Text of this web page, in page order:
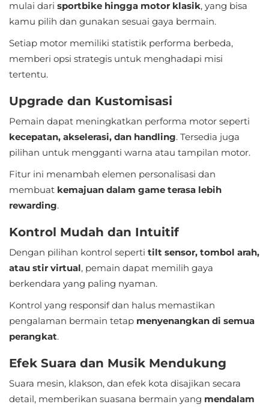
Communication
Dating
Education
Emulator
Entertainment
Events
Finance
Food
Drink
Health
&
Fitness
House
Home
Libraries
mulai dari sportbike hingga motor klasik, yang bisa
kamu pilih dan gunakan sesuai gaya bermain.
Setiap motor memiliki statistik performa berbeda,
memberi opsi strategis untuk menghadapi misi
tertentu.
Upgrade dan Kustomisasi
Pemain dapat meningkatkan performa motor seperti
kecepatan, akselerasi, dan handling. Tersedia juga
pilihan untuk mengganti warna atau tampilan motor.
Fitur ini menambah elemen personalisasi dan
membuat kemajuan dalam game terasa lebih
rewarding.
Kontrol Mudah dan Intuitif
Dengan pilihan kontrol seperti tilt sensor, tombol arah,
atau stir virtual, pemain dapat memilih gaya
berkendara yang paling nyaman.
Kontrol yang responsif dan halus memastikan
pengalaman bermain tetap menyenangkan di semua
perangkat.
Efek Suara dan Musik Mendukung
Suara mesin, klakson, dan efek kota disajikan secara
detail, memberikan suasana bermain yang mendalam